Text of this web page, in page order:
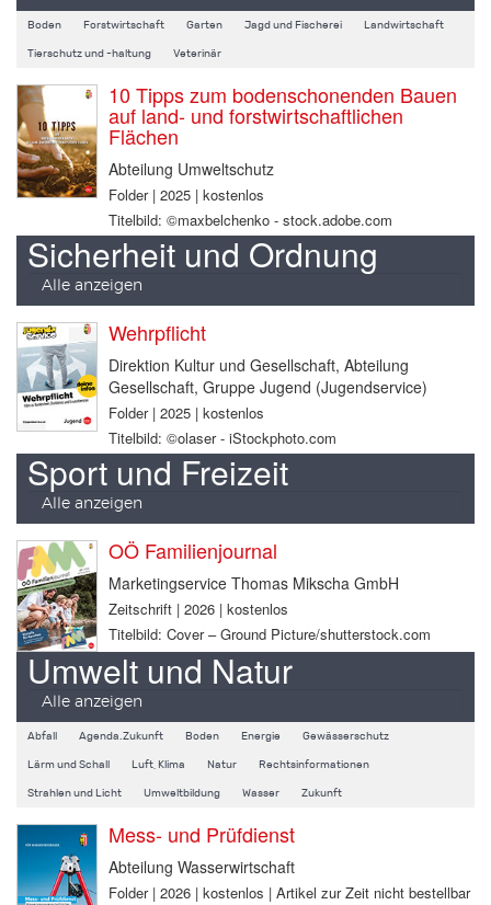
Boden Forstwirtschaft Garten Jagd und Fischerei Landwirtschaft
Tierschutz und -haltung Veterinär
10 Tipps zum bodenschonenden Bauen
auf land- und forstwirtschaftlichen
Flächen
Abteilung Umweltschutz
Folder | 2025 | kostenlos
Titelbild: ©maxbelchenko - stock.adobe.com
Sicherheit und Ordnung
Alle anzeigen
Wehrpflicht
Direktion Kultur und Gesellschaft, Abteilung
Gesellschaft, Gruppe Jugend (Jugendservice)
Folder | 2025 | kostenlos
Titelbild: ©olaser - iStockphoto.com
Sport und Freizeit
Alle anzeigen
OÖ Familienjournal
Marketingservice Thomas Mikscha GmbH
Zeitschrift | 2026 | kostenlos
Titelbild: Cover – Ground Picture/shutterstock.com
Umwelt und Natur
Alle anzeigen
Abfall Agenda.Zukunft Boden Energie Gewässerschutz
Lärm und Schall Luft, Klima Natur Rechtsinformationen
Strahlen und Licht Umweltbildung Wasser Zukunft
Mess- und Prüfdienst
Abteilung Wasserwirtschaft
Folder | 2026 | kostenlos | Artikel zur Zeit nicht bestellbar